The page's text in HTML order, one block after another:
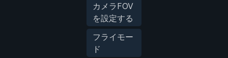
カメラFOV
を設定する
フライモー
ド